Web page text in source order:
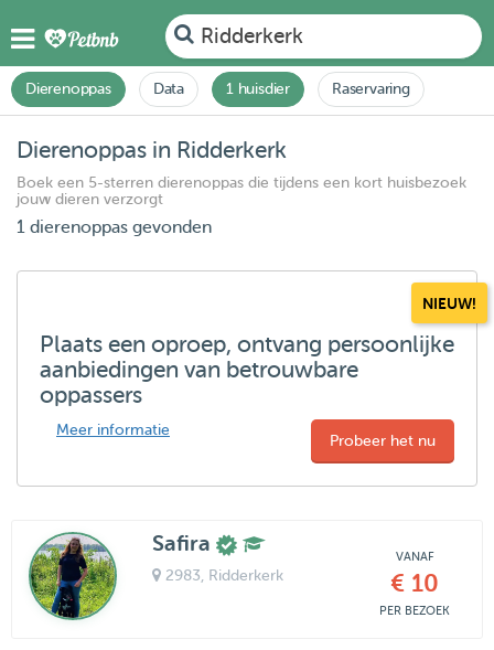
Ridderkerk
Dierenoppas Data 1 huisdier Raservaring
Dierenoppas in Ridderkerk
Boek een 5-sterren dierenoppas die tijdens een kort huisbezoek
jouw dieren verzorgt
1 dierenoppas gevonden
NIEUW!
Plaats een oproep, ontvang persoonlijke
aanbiedingen van betrouwbare
oppassers
Meer informatie
Probeer het nu
Safira
2983 , Ridderkerk
VANAF
€ 10
PER BEZOEK